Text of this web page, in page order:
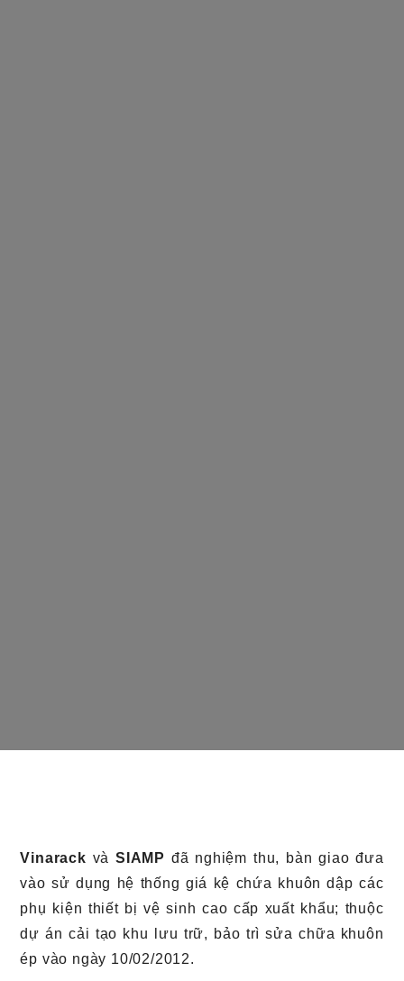
Vinarack vàSIAMP đã nghiệm thu, bàn giao đưa
vào sử dụng hệ thống giá kệ chứa khuôn dập các
phụ kiện thiết bị vệ sinh cao cấp xuất khẩu; thuộc
dự án cải tạo khu lưu trữ, bảo trì sửa chữa khuôn
ép vào ngày 10/02/2012.